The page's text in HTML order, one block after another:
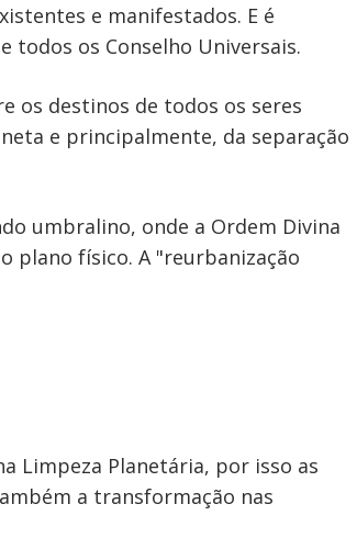
e manifestados. E é
todos os Conselho Universais.
os destinos de todos os seres
e principalmente, da separação
umbralino, onde a Ordem Divina
plano físico. A "reurbanização
Limpeza Planetária, por isso as
a transformação nas